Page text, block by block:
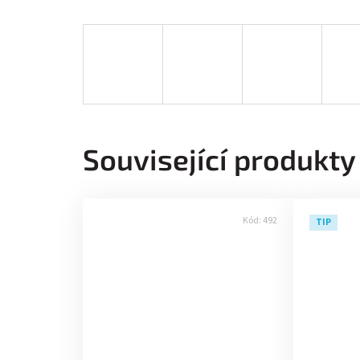
Související produkty
Kód:492 TIP